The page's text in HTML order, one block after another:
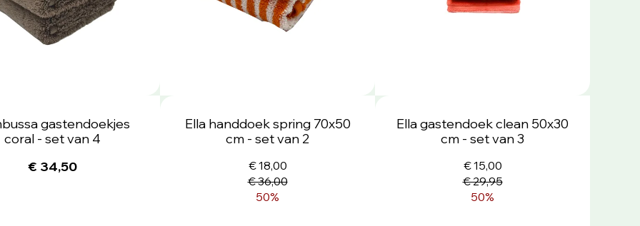
gastendoekjes
coral - set van 4
€ 34,50
Ella handdoek spring 70x50
cm - set van 2
€ 18,00
€ 36,00
50%
Ella gastendoek clean 50x30
cm - set van 3
€ 15,00
€ 29,95
50%